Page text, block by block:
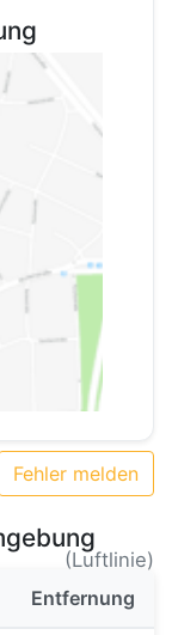
Fehler melden
(Luftlinie)
Entfernung